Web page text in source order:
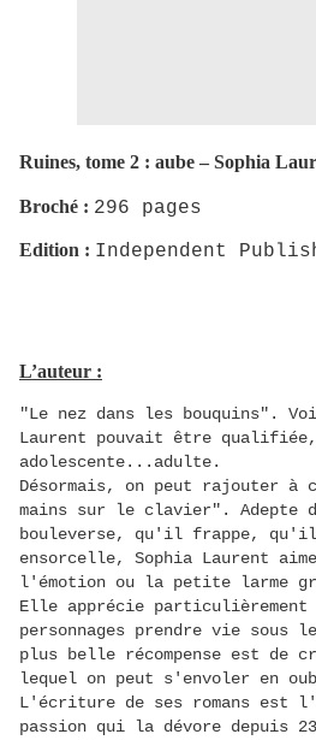
Ruines, tome 2 : aube – Sophia
Broché : 296 pages
Edition : Independent
L’auteur :
"Le nez dans les bouquins".
Laurent pouvait être
adolescente...adulte.
Désormais, on peut rajouter
mains sur le clavier". Adepte
bouleverse, qu'il frappe,
ensorcelle, Sophia Laurent
l'émotion ou la petite larme
Elle apprécie particulièrement
personnages prendre vie sous
plus belle récompense est de
lequel on peut s'envoler en
L'écriture de ses romans est
passion qui la dévore depuis